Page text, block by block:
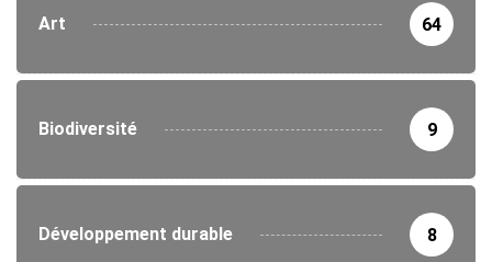
Art 64
Biodiversité 9
Développement durable 8